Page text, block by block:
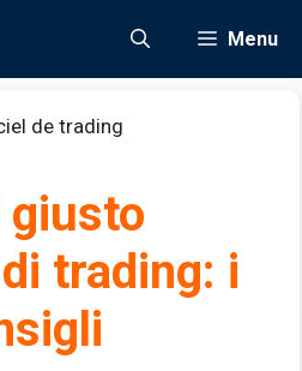
Menu
giusto
trading: i